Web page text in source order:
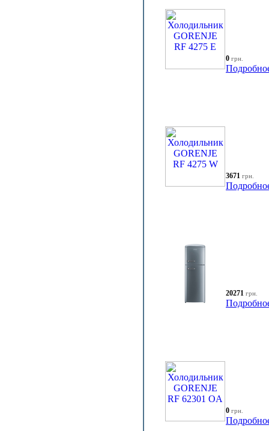
0 грн.
3671 грн.
20271 грн.
0 грн.